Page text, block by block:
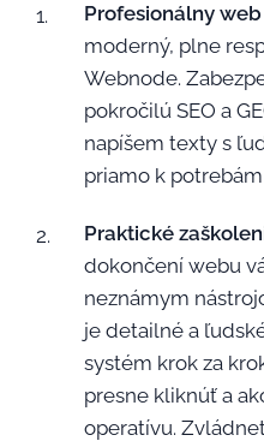
Profesionálny
moderný, plne
Webnode.
pokročilú SEO a
napíšem texty s
priamo k
Praktické
dokončení webu
neznámym
je detailné a
systém krok za
presne kliknúť a
operatívu.